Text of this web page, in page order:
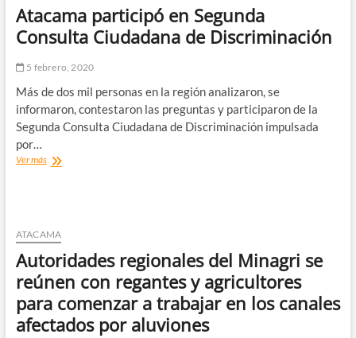
Raid
Atacama
2020
Atacama participó en Segunda
Consulta Ciudadana de Discriminación
5 febrero, 2020
Más de dos mil personas en la región analizaron, se
informaron, contestaron las preguntas y participaron de la
Segunda Consulta Ciudadana de Discriminación impulsada
por…
Ver másAtacama
Ciudadana
de
Discriminación
ATACAMA
Autoridades regionales del Minagri se
reúnen con regantes y agricultores
para comenzar a trabajar en los canales
afectados por aluviones